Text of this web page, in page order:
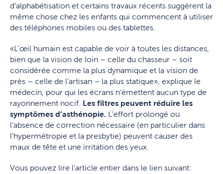
d’alphabétisation et certains travaux récents suggèrent la
même chose chez les enfants qui commencent à utiliser
des téléphones mobiles ou des tablettes.
«L’œil humain est capable de voir à toutes les distances,
bien que la vision de loin – celle du chasseur – soit
considérée comme la plus dynamique et la vision de
près – celle de l’artisan – la plus statique», explique le
médecin, pour qui les écrans n’émettent aucun type de
rayonnement nocif. Les filtres peuvent réduire les
symptômes d’asthénopie. L’effort prolongé ou
l’absence de correction nécessaire (en particulier dans
l’hypermétropie et la presbytie) peuvent causer des
maux de tête et une irritation des yeux.
Vous pouvez lire l’article entier dans le lien suivant: